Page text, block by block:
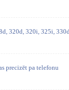
320d, 320i, 325i,
precizēt pa telefonu